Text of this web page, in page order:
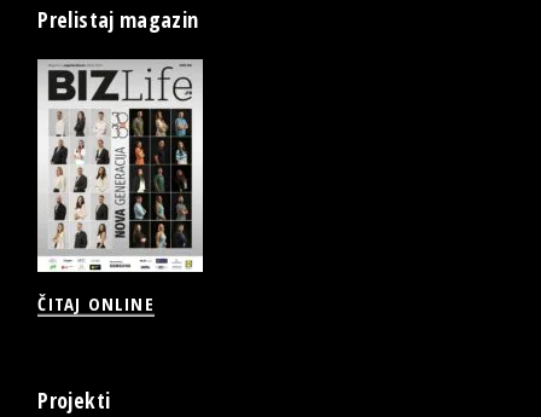
Prelistaj magazin
ČITAJ ONLINE
Projekti